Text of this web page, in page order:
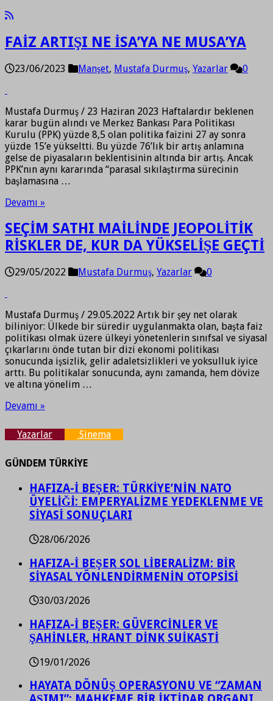
FAİZ ARTIŞI NE İSA’YA NE MUSA’YA
23/06/2023 Manşet, Mustafa Durmuş, Yazarlar 0
Mustafa Durmuş / 23 Haziran 2023 Haftalardır beklenen
karar bugün alındı ve Merkez Bankası Para Politikası
Kurulu (PPK) yüzde 8,5 olan politika faizini 27 ay sonra
yüzde 15’e yükseltti. Bu yüzde 76’lık bir artış anlamına
gelse de piyasaların beklentisinin altında bir artış. Ancak
PPK’nın aynı kararında “parasal sıkılaştırma sürecinin
başlamasına …
Devamı »
SEÇİM SATHI MAİLİNDE JEOPOLİTİK
RİSKLER DE, KUR DA YÜKSELİŞE GEÇTİ
29/05/2022 Mustafa Durmuş, Yazarlar 0
Mustafa Durmuş / 29.05.2022 Artık bir şey net olarak
biliniyor: Ülkede bir süredir uygulanmakta olan, başta faiz
politikası olmak üzere ülkeyi yönetenlerin sınıfsal ve siyasal
çıkarlarını önde tutan bir dizi ekonomi politikası
sonucunda işsizlik, gelir adaletsizlikleri ve yoksulluk iyice
arttı. Bu politikalar sonucunda, aynı zamanda, hem dövize
ve altına yönelim …
Devamı »
Yazarlar Sinema
GÜNDEM TÜRKİYE
HAFIZA-İ BEŞER: TÜRKİYE’NİN NATO
ÜYELİĞİ: EMPERYALİZME YEDEKLENME VE
SİYASİ SONUÇLARI
28/06/2026
HAFIZA-İ BEŞER SOL LİBERALİZM: BİR
SİYASAL YÖNLENDİRMENİN OTOPSİSİ
30/03/2026
HAFIZA-İ BEŞER: GÜVERCİNLER VE
ŞAHİNLER, HRANT DİNK SUİKASTİ
19/01/2026
HAYATA DÖNÜŞ OPERASYONU VE “ZAMAN